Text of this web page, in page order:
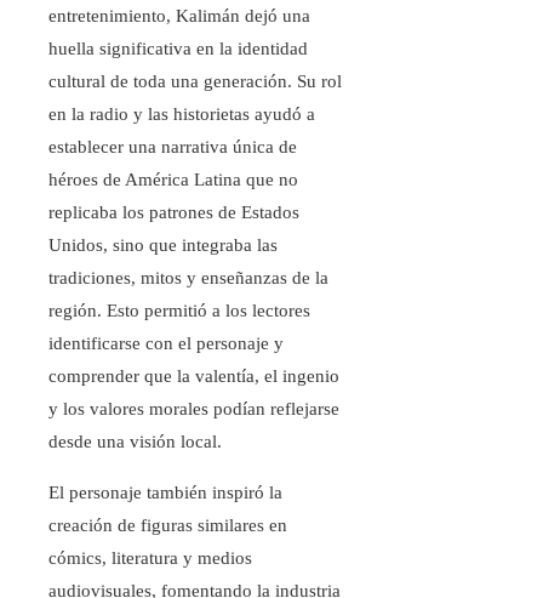
entretenimiento, Kalimán dejó una
huella significativa en la identidad
cultural de toda una generación. Su rol
en la radio y las historietas ayudó a
establecer una narrativa única de
héroes de América Latina que no
replicaba los patrones de Estados
Unidos, sino que integraba las
tradiciones, mitos y enseñanzas de la
región. Esto permitió a los lectores
identificarse con el personaje y
comprender que la valentía, el ingenio
y los valores morales podían reflejarse
desde una visión local.
El personaje también inspiró la
creación de figuras similares en
cómics, literatura y medios
audiovisuales, fomentando la industria